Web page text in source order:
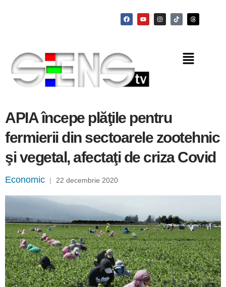
APIA începe plăţile pentru
fermierii din sectoarele zootehnic
şi vegetal, afectaţi de criza Covid
Economic | 22 decembrie 2020